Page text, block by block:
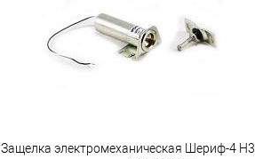
Защелка электромеханическая Шериф-4 Н3